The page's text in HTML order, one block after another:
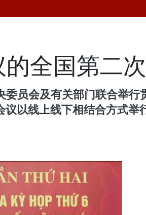
全国第二
员会及有关部门联合举
以线上线下相结合方式举